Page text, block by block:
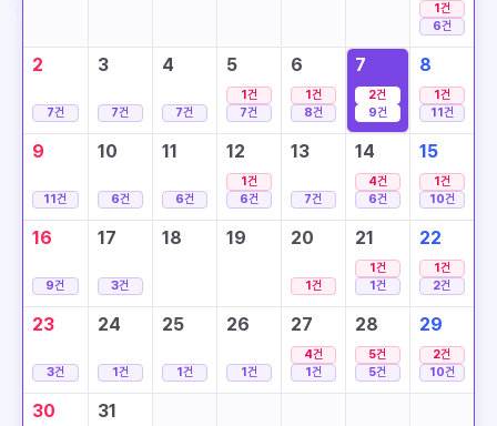
1건
6건
2
7건
3
7건
4
7건
5
1건
7건
6
1건
8건
7
2건
9건
8
1건
11건
9
11건
10
6건
11
6건
12
1건
6건
13
7건
14
4건
6건
15
1건
10건
16
9건
17
3건
18 19 20
1건
21
1건
1건
22
1건
2건
23
3건
24
1건
25
1건
26
1건
27
4건
1건
28
5건
5건
29
2건
10건
30 31